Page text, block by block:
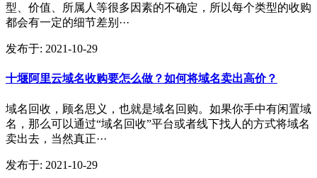
型、价值、所属人等很多因素的不确定，所以每个类型的收购
都会有一定的细节差别···
发布于: 2021-10-29
十堰阿里云域名收购要怎么做？如何将域名卖出高价？
域名回收，顾名思义，也就是域名回购。如果你手中有闲置域
名，那么可以通过“域名回收”平台或者线下找人的方式将域名
卖出去，当然真正···
发布于: 2021-10-29